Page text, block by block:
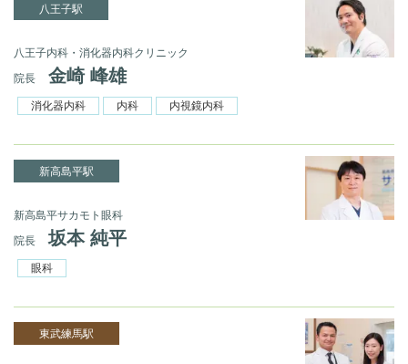
八王子駅
八王子内科・消化器内科クリニック
院長
金崎 峰雄
消化器内科 内科 内視鏡内科
新高島平駅
新高島平サカモト眼科
院長
坂本 純平
眼科
東武練馬駅